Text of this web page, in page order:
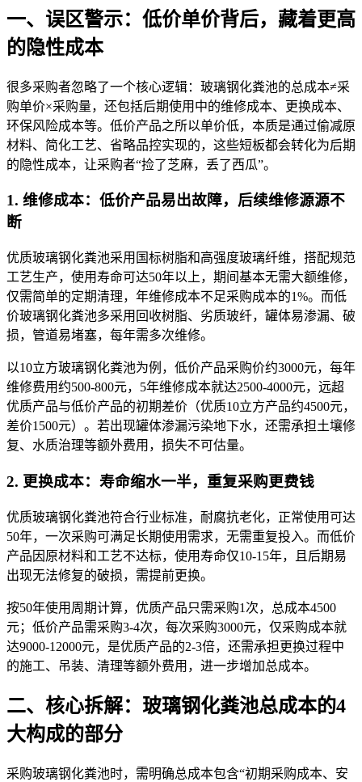
一、 误区警示：低价单价背后， 藏着更高
的隐性成本
很多采购者忽略了一个核心逻辑：玻璃钢化粪池的总成本≠采
购单价×采购量，还包括后期使用中的维修成本、更换成本、
环保风险成本等。低价产品之所以单价低，本质是通过偷减原
材料、简化工艺、省略品控实现的，这些短板都会转化为后期
的隐性成本，让采购者“捡了芝麻，丢了西瓜”。
1. 维修成本：低价产品易出故障，后续维修源源不
断
优质玻璃钢化粪池采用国标树脂和高强度玻璃纤维，搭配规范
工艺生产，使用寿命可达50年以上，期间基本无需大额维修，
仅需简单的定期清理，年维修成本不足采购成本的1%。而低
价玻璃钢化粪池多采用回收树脂、劣质玻纤，罐体易渗漏、破
损，管道易堵塞，每年需多次维修。
以10立方玻璃钢化粪池为例，低价产品采购价约3000元，每年
维修费用约500-800元，5年维修成本就达2500-4000元，远超
优质产品与低价产品的初期差价（优质10立方产品约4500元，
差价1500元）。若出现罐体渗漏污染地下水，还需承担土壤修
复、水质治理等额外费用，损失不可估量。
2. 更换成本：寿命缩水一半，重复采购更费钱
优质玻璃钢化粪池符合行业标准，耐腐抗老化，正常使用可达
50年，一次采购可满足长期使用需求，无需重复投入。而低价
产品因原材料和工艺不达标，使用寿命仅10-15年，且后期易
出现无法修复的破损，需提前更换。
按50年使用周期计算，优质产品只需采购1次，总成本4500
元；低价产品需采购3-4次，每次采购3000元，仅采购成本就
达9000-12000元，是优质产品的2-3倍，还需承担更换过程中
的施工、吊装、清理等额外费用，进一步增加总成本。
二、核心拆解：玻璃钢化粪池总成本的4
大构成的部分
采购玻璃钢化粪池时，需明确总成本包含“初期采购成本、安